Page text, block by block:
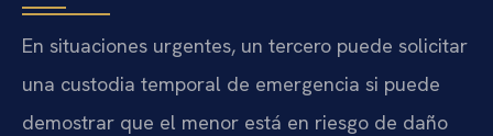
En situaciones urgentes, un tercero puede solicitar
una custodia temporal de emergencia si puede
demostrar que el menor está en riesgo de daño